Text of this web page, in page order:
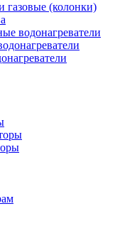
газовые (колонки)
водонагреватели